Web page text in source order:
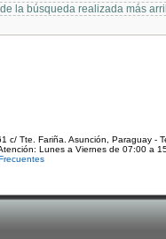
la búsqueda realizada más
c/ Tte. Fariña. Asunción, Paraguay -
Lunes a Viernes de 07:00 a